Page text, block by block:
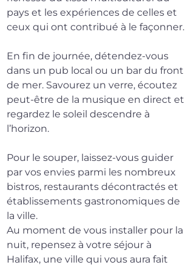
pays et les expériences de celles et
ceux qui ont contribué à le façonner.
En fin de journée, détendez-vous
dans un pub local ou un bar du front
de mer. Savourez un verre, écoutez
peut-être de la musique en direct et
regardez le soleil descendre à
l’horizon.
Pour le souper, laissez-vous guider
par vos envies parmi les nombreux
bistros, restaurants décontractés et
établissements gastronomiques de
la ville.
Au moment de vous installer pour la
nuit, repensez à votre séjour à
Halifax, une ville qui vous aura fait